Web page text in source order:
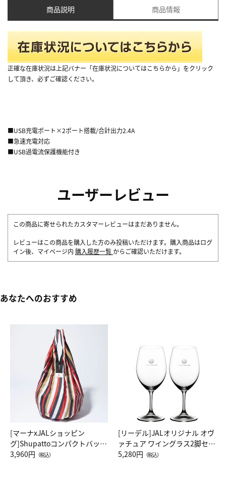
商品説明 商品情報
正確な在庫状況は上記バナー「在庫状況についてはこちらから」をクリック
して頂き、必ずご確認ください。
■USB充電ポート×2ポート搭載/合計出力2.4A
■急速充電対応
■USB過電流保護機能付き
ユーザーレビュー
この商品に寄せられたカスタマーレビューはまだありません。
レビューはこの商品を購入した方のみ投稿いただけます。購入商品はログ
イン後、マイページ内 購入履歴一覧 からご確認いただけます。
あなたへのおすすめ
[マーナxJALショッピン
グ]Shupattoコンパクトバッグ
Drop JAL客室乗務員（LC）ス
3,960円 （税込）
[リーデル]JALオリジナル オヴ
ァチュア ワイングラス2脚セッ
ト（レッドワイン）
5,280円 （税込）